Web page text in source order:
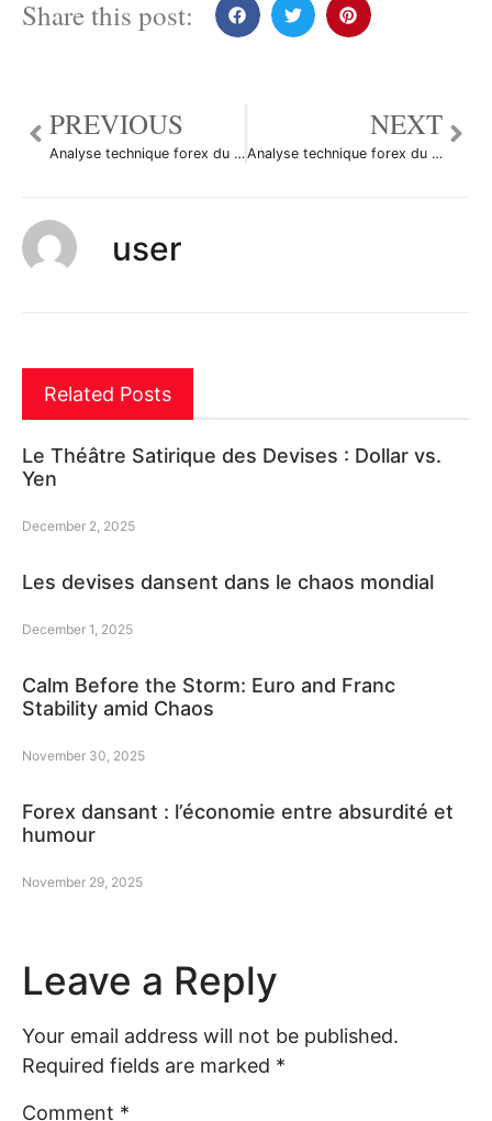
Share this post:
PREVIOUS
Analyse technique forex du 10/03/2014
NEXT
Analyse technique forex du 11/03/2014
user
Related Posts
Le Théâtre Satirique des Devises : Dollar vs.
Yen
December 2, 2025
Les devises dansent dans le chaos mondial
December 1, 2025
Calm Before the Storm: Euro and Franc
Stability amid Chaos
November 30, 2025
Forex dansant : l’économie entre absurdité et
humour
November 29, 2025
Leave a Reply
Your email address will not be published.
Required fields are marked *
Comment *